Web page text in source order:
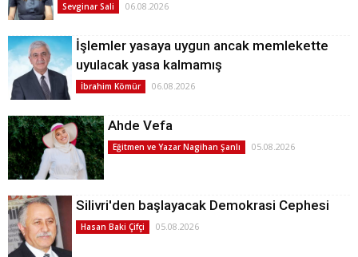
Sevginar Sali 06.08.2026
İşlemler yasaya uygun ancak memlekette
uyulacak yasa kalmamış
İbrahim Kömür 06.08.2026
Ahde Vefa
Eğitmen ve Yazar Nagihan Şanlı 05.08.2026
Silivri'den başlayacak Demokrasi Cephesi
Hasan Baki Çifçi 05.08.2026